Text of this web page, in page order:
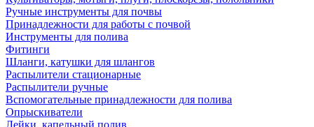
Ручные инструменты для почвы
Принадлежности для работы с почвой
Инструменты для полива
Фитинги
Шланги, катушки для шлангов
Распылители стационарные
Распылители ручные
Вспомогательные принадлежности для полива
Опрыскиватели
Лейки, капельный полив